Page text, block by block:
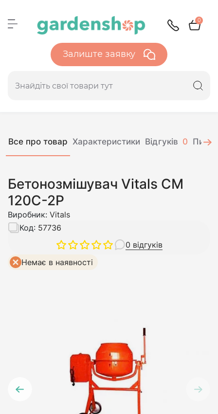
0
Залиште заявку
Все про товар Характеристики Відгуків 0
Бетонозмішувач Vitals CM
120C-2P
Виробник: Vitals
0 відгуків
Код: 57736
Немає в наявності